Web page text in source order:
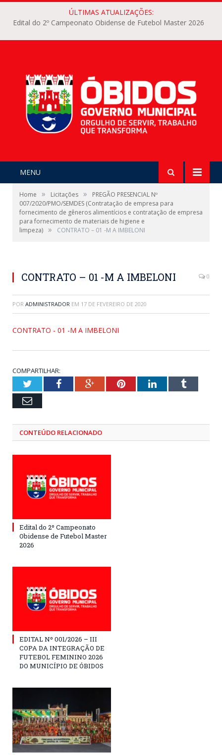
ÚLTIMAS ATUALIZAÇÕES:
Edital do 2º Campeonato Obidense de Futebol Master 2026
MENU
Home » Licitações »
PREGÃO PRESENCIAL Nº
007/2020/PMO/SEMDES (Contratação de empresa para
fornecimento de gêneros alimentícios e contratação de empresa
para fornecimento de materiais de higiene e
limpeza) » CONTRATO – 01 -M A IMBELONI
CONTRATO – 01 -M A IMBELONI 0
POR ADMINISTRADOR EM 17 DE FEVEREIRO DE 2020
CONTRATO - 01 -M A IMBELONI
COMPARTILHAR:
TwitterFacebookGoogle+PinterestLinkedInTumblr
Email
CONTEÚDO RELACIONADO
Edital do 2º Campeonato
Obidense de Futebol Master
2026
EDITAL Nº 001/2026 – III
COPA DA INTEGRAÇÃO DE
FUTEBOL FEMININO 2026
DO MUNICÍPIO DE ÓBIDOS